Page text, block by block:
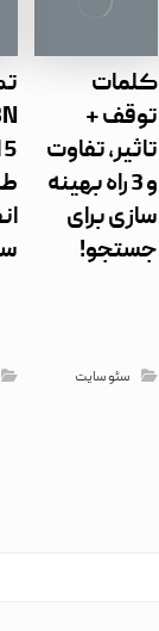
کلمات
توقف +
تاثیر، تفاوت
و 3 راه بهینه
سازی برای
جستجو!
سئو سایت